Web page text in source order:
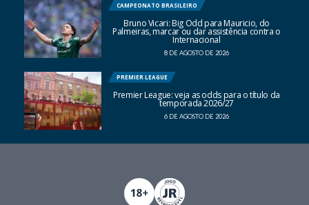
CAMPEONATO BRASILEIRO
Bruno Vicari: Big Odd para Mauricio, do
Palmeiras, marcar ou dar assistência contra o
Internacional
8 DE AGOSTO DE 2026
PREMIER LEAGUE
Premier League: veja as odds para o título da
temporada 2026/27
6 DE AGOSTO DE 2026